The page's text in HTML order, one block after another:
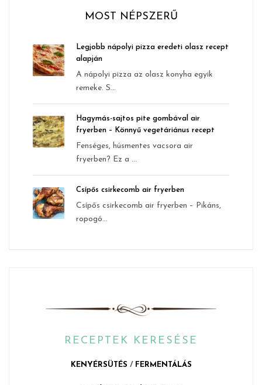
MOST NÉPSZERŰ
Legjobb nápolyi pizza eredeti olasz recept
alapján
A nápolyi pizza az olasz konyha egyik
remeke. S...
Hagymás-sajtos pite gombával air
fryerben – Könnyű vegetáriánus recept
Fenséges, húsmentes vacsora air
fryerben? Ez a ...
Csípős csirkecomb air fryerben
Csípős csirkecomb air fryerben – Pikáns,
ropogó...
RECEPTEK KERESÉSE
KENYÉRSÜTÉS / FERMENTÁLÁS